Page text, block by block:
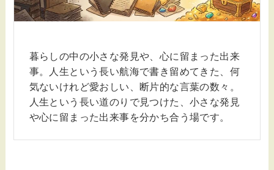
暮らしの中の小さな発見や、心に留まった出来
事。人生という長い航海で書き留めてきた、何
気ないけれど愛おしい、断片的な言葉の数々。
人生という長い道のりで見つけた、小さな発見
や心に留まった出来事を分かち合う場です。